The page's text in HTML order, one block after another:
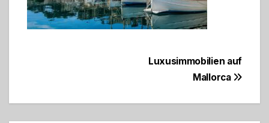
Beitragsnavigation
Luxusimmobilien auf
Mallorca